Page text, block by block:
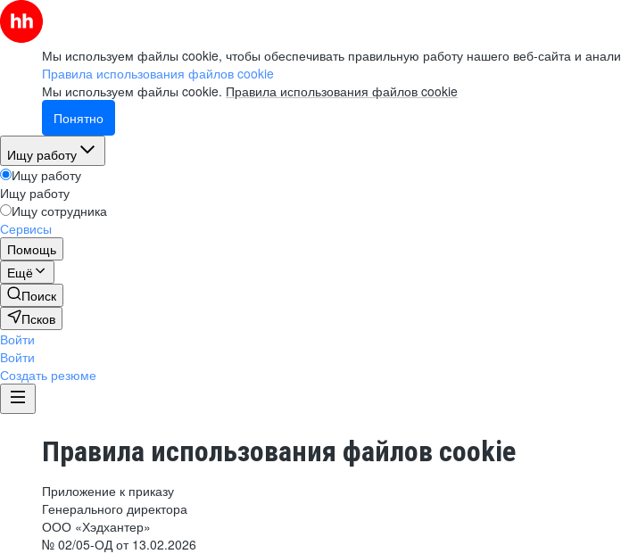
Мы используем файлы cookie, чтобы обеспечивать правильную работу нашего веб-сайта и
Правила использования файлов cookie
Мы используем файлы cookie. Правила использования файлов cookie
Понятно
Ищу работу
Ищу работу
Ищу работу
Ищу сотрудника
Сервисы
Помощь
Ещё
Поиск
Псков
Войти
Войти
Создать резюме
Правила использования файлов cookie
Приложение к приказу
Генерального директора
ООО «Хэдхантер»
№ 02/05-ОД от 13.02.2026